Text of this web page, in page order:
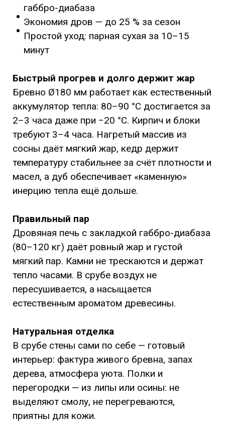
габбро-диабаза
Экономия дров — до 25 % за сезон
Простой уход: парная сухая за 10–15
минут
Быстрый прогрев и долго держит жар
Бревно Ø180 мм работает как естественный
аккумулятор тепла: 80–90 °C достигается за
2–3 часа даже при −20 °C. Кирпич и блоки
требуют 3–4 часа. Нагретый массив из
сосны даёт мягкий жар, кедр держит
температуру стабильнее за счёт плотности и
масел, а дуб обеспечивает «каменную»
инерцию тепла ещё дольше.
Правильный пар
Дровяная печь с закладкой габбро-диабаза
(80–120 кг) даёт ровный жар и густой
мягкий пар. Камни не трескаются и держат
тепло часами. В срубе воздух не
пересушивается, а насыщается
естественным ароматом древесины.
Натуральная отделка
В срубе стены сами по себе — готовый
интерьер: фактура живого бревна, запах
дерева, атмосфера уюта. Полки и
перегородки — из липы или осины: не
выделяют смолу, не перегреваются,
приятны для кожи.